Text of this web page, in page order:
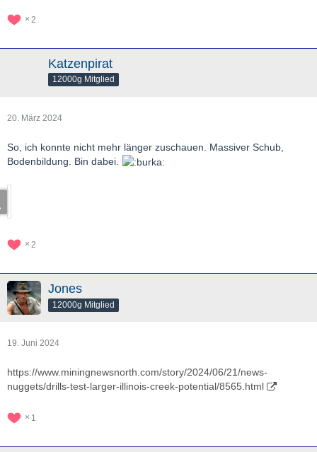
2
Katzenpirat
12000g Mitglied
20. März 2024
So, ich konnte nicht mehr länger zuschauen. Massiver Schub,
Bodenbildung. Bin dabei.
2
Jones
12000g Mitglied
19. Juni 2024
https://www.miningnewsnorth.com/story/2024/06/21/news-
nuggets/drills-test-larger-illinois-creek-potential/8565.html
1